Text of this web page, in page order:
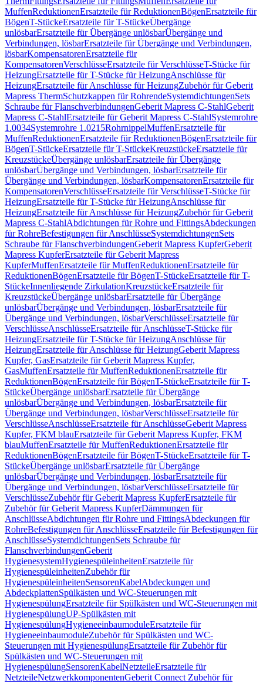
MuffenReduktionenErsatzteile für ReduktionenBögenErsatzteile für
BögenT-StückeErsatzteile für T-StückeÜbergänge
unlösbarErsatzteile für Übergänge unlösbarÜbergänge und
Verbindungen, lösbarErsatzteile für Übergänge und Verbindungen,
lösbarKompensatorenErsatzteile für
KompensatorenVerschlüsseErsatzteile für VerschlüsseT-Stücke für
HeizungErsatzteile für T-Stücke für HeizungAnschlüsse für
HeizungErsatzteile für Anschlüsse für HeizungZubehör für Geberit
Mapress ThermSchutzkappen für RohrendeSystemdichtungenSets
Schraube für FlanschverbindungenGeberit Mapress C-StahlGeberit
Mapress C-StahlErsatzteile für Geberit Mapress C-StahlSystemrohre
1.0034Systemrohre 1.0215RohrnippelMuffenErsatzteile für
MuffenReduktionenErsatzteile für ReduktionenBögenErsatzteile für
BögenT-StückeErsatzteile für T-StückeKreuzstückeErsatzteile für
KreuzstückeÜbergänge unlösbarErsatzteile für Übergänge
unlösbarÜbergänge und Verbindungen, lösbarErsatzteile für
Übergänge und Verbindungen, lösbarKompensatorenErsatzteile für
KompensatorenVerschlüsseErsatzteile für VerschlüsseT-Stücke für
HeizungErsatzteile für T-Stücke für HeizungAnschlüsse für
HeizungErsatzteile für Anschlüsse für HeizungZubehör für Geberit
Mapress C-StahlAbdichtungen für Rohre und FittingsAbdeckungen
für RohreBefestigungen für AnschlüsseSystemdichtungenSets
Schraube für FlanschverbindungenGeberit Mapress KupferGeberit
Mapress KupferErsatzteile für Geberit Mapress
KupferMuffenErsatzteile für MuffenReduktionenErsatzteile für
ReduktionenBögenErsatzteile für BögenT-StückeErsatzteile für T-
StückeInnenliegende ZirkulationKreuzstückeErsatzteile für
KreuzstückeÜbergänge unlösbarErsatzteile für Übergänge
unlösbarÜbergänge und Verbindungen, lösbarErsatzteile für
Übergänge und Verbindungen, lösbarVerschlüsseErsatzteile für
VerschlüsseAnschlüsseErsatzteile für AnschlüsseT-Stücke für
HeizungErsatzteile für T-Stücke für HeizungAnschlüsse für
HeizungErsatzteile für Anschlüsse für HeizungGeberit Mapress
Kupfer, GasErsatzteile für Geberit Mapress Kupfer,
GasMuffenErsatzteile für MuffenReduktionenErsatzteile für
ReduktionenBögenErsatzteile für BögenT-StückeErsatzteile für T-
StückeÜbergänge unlösbarErsatzteile für Übergänge
unlösbarÜbergänge und Verbindungen, lösbarErsatzteile für
Übergänge und Verbindungen, lösbarVerschlüsseErsatzteile für
VerschlüsseAnschlüsseErsatzteile für AnschlüsseGeberit Mapress
Kupfer, FKM blauErsatzteile für Geberit Mapress Kupfer, FKM
blauMuffenErsatzteile für MuffenReduktionenErsatzteile für
ReduktionenBögenErsatzteile für BögenT-StückeErsatzteile für T-
StückeÜbergänge unlösbarErsatzteile für Übergänge
unlösbarÜbergänge und Verbindungen, lösbarErsatzteile für
Übergänge und Verbindungen, lösbarVerschlüsseErsatzteile für
VerschlüsseZubehör für Geberit Mapress KupferErsatzteile für
Zubehör für Geberit Mapress KupferDämmungen für
AnschlüsseAbdichtungen für Rohre und FittingsAbdeckungen für
RohreBefestigungen für AnschlüsseErsatzteile für Befestigungen für
AnschlüsseSystemdichtungenSets Schraube für
FlanschverbindungenGeberit
HygienesystemHygienespüleinheitenErsatzteile für
HygienespüleinheitenZubehör für
HygienespüleinheitenSensorenKabelAbdeckungen und
AbdeckplattenSpülkästen und WC-Steuerungen mit
HygienespülungErsatzteile für Spülkästen und WC-Steuerungen mit
HygienespülungUP-Spülkästen mit
HygienespülungHygieneeinbaumoduleErsatzteile für
HygieneeinbaumoduleZubehör für Spülkästen und WC-
Steuerungen mit HygienespülungErsatzteile für Zubehör für
Spülkästen und WC-Steuerungen mit
HygienespülungSensorenKabelNetzteileErsatzteile für
NetzteileNetzwerkkomponentenGeberit Connect Zubehör für